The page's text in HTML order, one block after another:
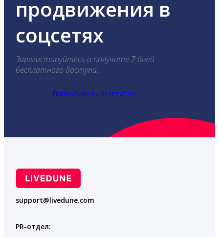
продвижения в
соцсетях
Зарегистируйтесь и получите 7 дней
бесплатного доступа.
Попробовать бесплатно
support@livedune.com
PR-отдел: